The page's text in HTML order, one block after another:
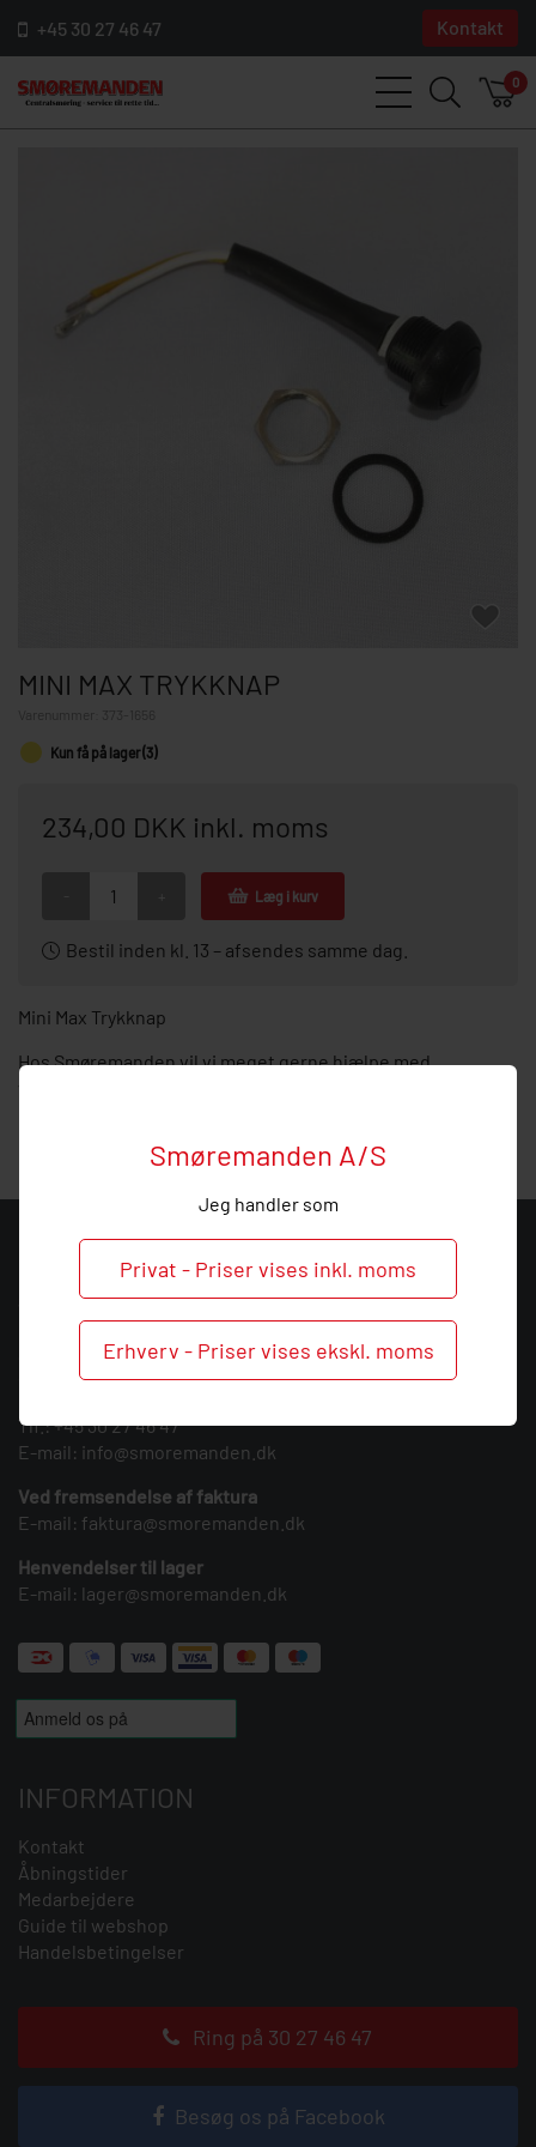
Smøremanden A/S
Jeg handler som
Privat - Priser vises inkl. moms
Erhverv - Priser vises ekskl. moms
+45 30 27 46 47 Kontakt
0
MINI MAX TRYKKNAP
373-1656
Kun få på lager (3)
234,00 DKK inkl. moms
Læg i kurv
Bestil inden kl. 13 – afsendes samme dag.
Mini Max Trykknap
Hos Smøremanden vil vi meget gerne hjælpe med
KONTAKT
Smøremanden A/S
CVR: 39683717
Søndergården 3
9640 Farsø
Tlf.:+45 30 27 46 47
E-mail: info@smoremanden.dk
Ved fremsendelse af faktura
E-mail: faktura@smoremanden.dk
Henvendelser til lager
E-mail: lager@smoremanden.dk
INFORMATION
Kontakt
Åbningstider
Medarbejdere
Guide til webshop
Handelsbetingelser
Ring på 30 27 46 47
Besøg os på Facebook